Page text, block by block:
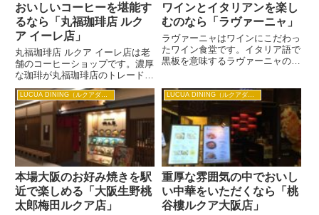
おいしいコーヒーを堪能す
るなら「丸福珈琲店 ルク
ア イーレ店」
丸福珈琲店 ルクア イーレ店は老
舗のコーヒーショップです。濃厚
な珈琲が丸福珈琲店のトレードマ
ークで、白磁のカップとソーサー
に真っ黒な珈琲が本格派の珈琲好
きを魅了しています。丸福珈琲店
ルクア イーレ店はカフェレスト
ランとして、珈琲だけでなく...
ワインとイタリアンを楽し
むのなら「ラヴァーニャ」
ラヴァーニャはワインにこだわっ
たワイン食堂です。イタリア語で
黒板を意味するラヴァーニャの名
おいしいタパスをおつまみにし
て、買い物帰りのちょっと一杯が
楽しめます。 おすすめは昼バル
プ...
LUCUA DINING（ルクアダイニング）
本場大阪のお好み焼きを駅
近で楽しめる「大阪生野桃
太郎梅田ルクア店」
LUCUA DINING（ルクアダイニング）
重厚な雰囲気の中でおいし
い中華をいただくなら「桃
谷樓ルクア大阪店」